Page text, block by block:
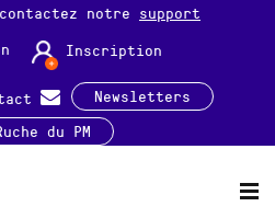
notre support
Inscription
Newsletters
du PM